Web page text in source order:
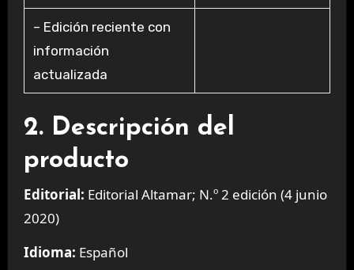
– Edición reciente con
información
actualizada
2. Descripción del
producto
Editorial: Editorial Altamar; N.º 2 edición (4 junio
2020)
Idioma: Español